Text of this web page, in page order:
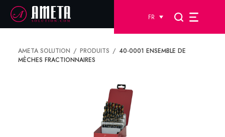
FR
AMETA SOLUTION PRODUITS
40-0001 ENSEMBLE DE
MÈCHES FRACTIONNAIRES